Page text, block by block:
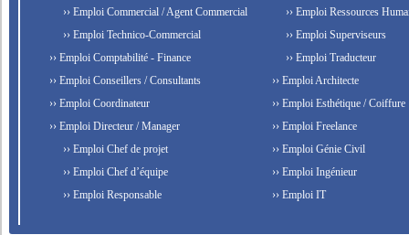
›› Emploi Commercial / Agent Commercial
›› Emploi Technico-Commercial
›› Emploi Comptabilité - Finance
›› Emploi Conseillers / Consultants
›› Emploi Coordinateur
›› Emploi Directeur / Manager
›› Emploi Chef de projet
›› Emploi Chef d’équipe
›› Emploi Responsable
›› Emploi Ressources
›› Emploi Superviseurs
›› Emploi Traducteur
›› Emploi Architecte
›› Emploi Esthétique / Coiffure
›› Emploi Freelance
›› Emploi Génie Civil
›› Emploi Ingénieur
›› Emploi IT